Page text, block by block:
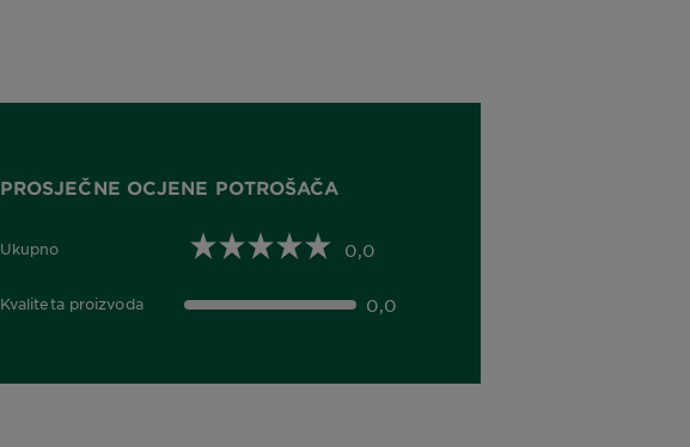
PROSJEČNE OCJENE POTROŠAČA
Ukupno
0,0 out of 5 stars 0,0
Kvaliteta proizvoda
0,0 out of 5 stars 0,0